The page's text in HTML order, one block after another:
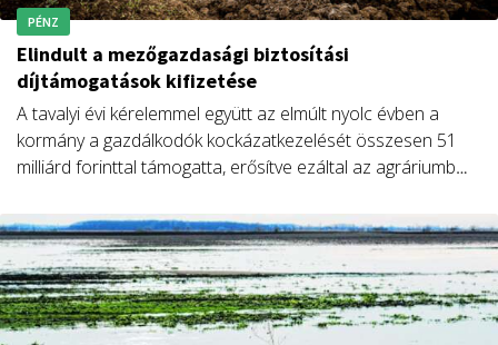
PÉNZ
Elindult a mezőgazdasági biztosítási
díjtámogatások kifizetése
A tavalyi évi kérelemmel együtt az elmúlt nyolc évben a
kormány a gazdálkodók kockázatkezelését összesen 51
milliárd forinttal támogatta, erősítve ezáltal az agráriumból